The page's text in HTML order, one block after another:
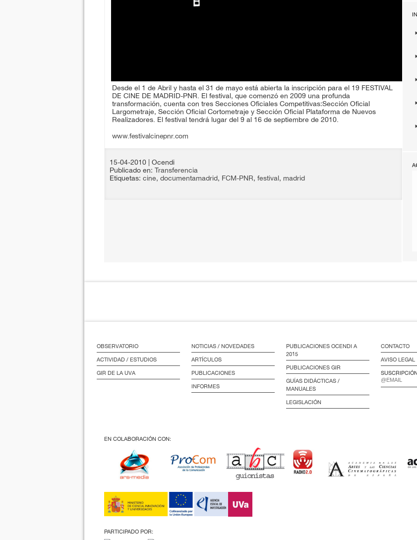
Desde el 1 de Abril y hasta el 31 de mayo está abierta la inscripción para el 19 FESTIVAL
DE CINE DE MADRID-PNR. El festival, que comenzó en 2009 una profunda
transformación, cuenta con tres Secciones Oficiales Competitivas:Sección Oficial
Largometraje, Sección Oficial Cortometraje y Sección Oficial Plataforma de Nuevos
Realizadores. El festival tendrá lugar del 9 al 16 de septiembre de 2010.
www.festivalcinepnr.com
15-04-2010
| Ocendi
Publicado en: Transferencia
Etiquetas: cine, documentamadrid, FCM-PNR, festival, madrid
OBSERVATORIO
ACTIVIDAD / ESTUDIOS
GIR DE LA UVA
NOTICIAS / NOVEDADES
ARTÍCULOS
PUBLICACIONES
INFORMES
PUBLICACIONES OCENDI A
2015
PUBLICACIONES GIR
GUÍAS DIDÁCTICAS /
MANUALES
LEGISLACIÓN
CONTACTO
AVISO LEGAL
EN COLABORACIÓN CON:
PARTICIPADO POR: